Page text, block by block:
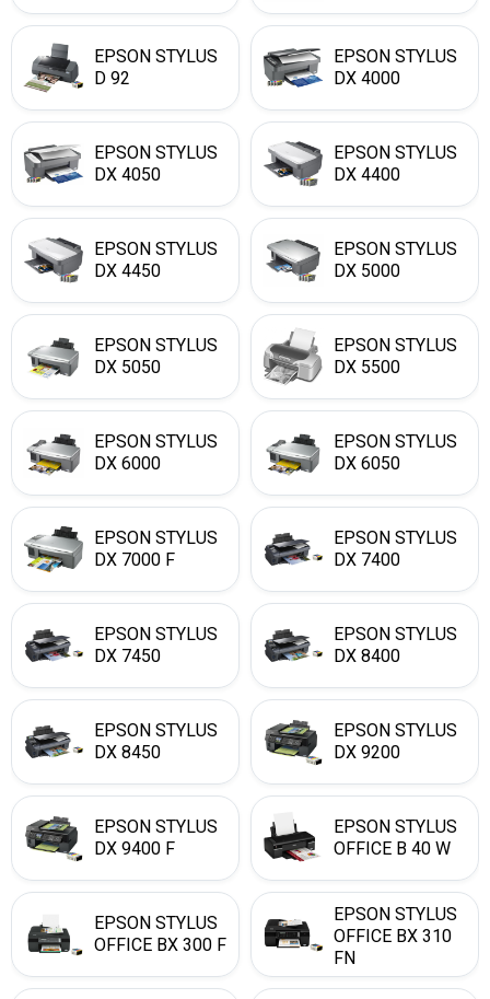
EPSON STYLUS
D 92
EPSON STYLUS
DX 4000
EPSON STYLUS
DX 4050
EPSON STYLUS
DX 4400
EPSON STYLUS
DX 4450
EPSON STYLUS
DX 5000
EPSON STYLUS
DX 5050
EPSON STYLUS
DX 5500
EPSON STYLUS
DX 6000
EPSON STYLUS
DX 6050
EPSON STYLUS
DX 7000 F
EPSON STYLUS
DX 7400
EPSON STYLUS
DX 7450
EPSON STYLUS
DX 8400
EPSON STYLUS
DX 8450
EPSON STYLUS
DX 9200
EPSON STYLUS
DX 9400 F
EPSON STYLUS
OFFICE B 40 W
EPSON STYLUS
OFFICE BX 300 F
EPSON STYLUS
OFFICE BX 310
FN